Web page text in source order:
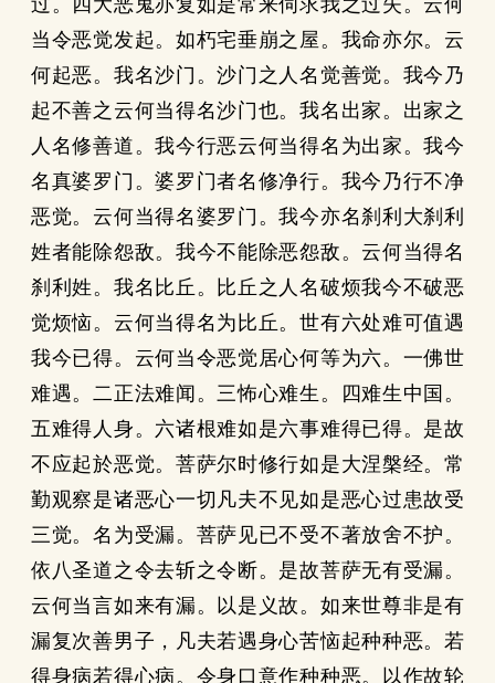
过。四大恶鬼亦复如是常来伺求我之过失。云何
当令恶觉发起。如朽宅垂崩之屋。我命亦尔。云
何起恶。我名沙门。沙门之人名觉善觉。我今乃
起不善之云何当得名沙门也。我名出家。出家之
人名修善道。我今行恶云何当得名为出家。我今
名真婆罗门。婆罗门者名修净行。我今乃行不净
恶觉。云何当得名婆罗门。我今亦名刹利大刹利
姓者能除怨敌。我今不能除恶怨敌。云何当得名
刹利姓。我名比丘。比丘之人名破烦我今不破恶
觉烦恼。云何当得名为比丘。世有六处难可值遇
我今已得。云何当令恶觉居心何等为六。一佛世
难遇。二正法难闻。三怖心难生。四难生中国。
五难得人身。六诸根难如是六事难得已得。是故
不应起於恶觉。菩萨尔时修行如是大涅槃经。常
勤观察是诸恶心一切凡夫不见如是恶心过患故受
三觉。名为受漏。菩萨见已不受不著放舍不护。
依八圣道之令去斩之令断。是故菩萨无有受漏。
云何当言如来有漏。以是义故。如来世尊非是有
漏复次善男子，凡夫若遇身心苦恼起种种恶。若
得身病若得心病。令身口意作种种恶。以作故轮